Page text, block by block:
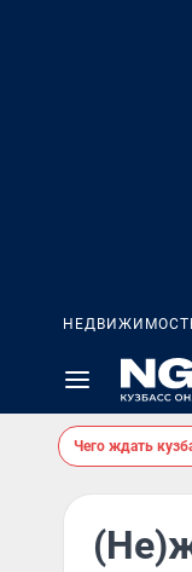
Чего ждать